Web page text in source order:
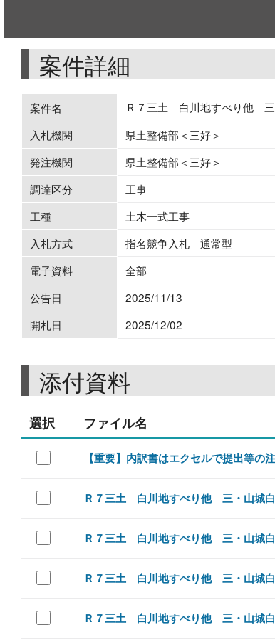
案件詳細
案件名
Ｒ７三土 白川地すべり他
入札機関
県土整備部＜三好＞
発注機関
県土整備部＜三好＞
調達区分
工事
工種
土木一式工事
入札方式
指名競争入札 通常型
電子資料
全部
公告日
2025/11/13
開札日
2025/12/02
添付資料
選択 ファイル名
【重要】内訳書はエクセルで提出等の
Ｒ７三土 白川地すべり他 三・山城
Ｒ７三土 白川地すべり他 三・山城
Ｒ７三土 白川地すべり他 三・山城
Ｒ７三土 白川地すべり他 三・山城